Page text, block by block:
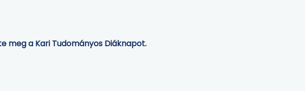
meg a Kari Tudományos Diáknapot.